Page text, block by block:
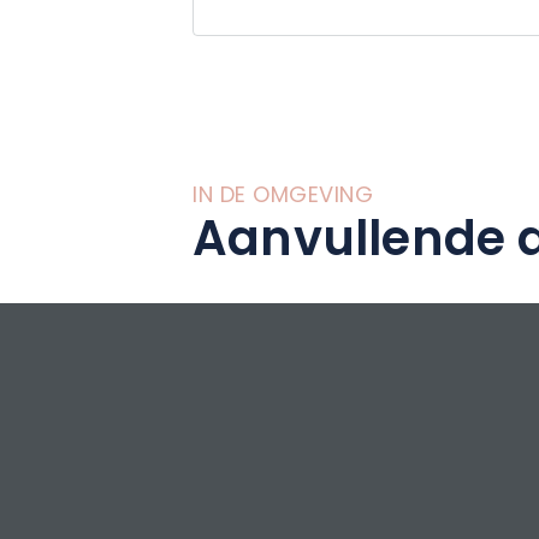
Centre
toeristische
Metz Metropool
IN DE OMGEVING
Aanvullende